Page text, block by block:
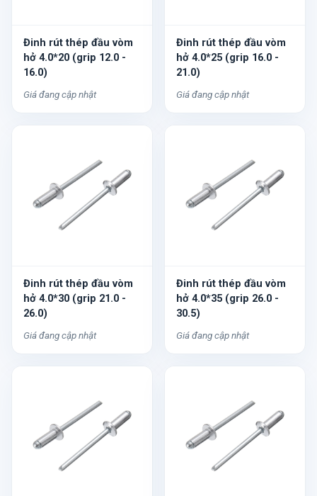
Đinh rút thép đầu vòm
hở 4.0*20 (grip 12.0 -
16.0)
Giá đang cập nhật
Đinh rút thép đầu vòm
hở 4.0*25 (grip 16.0 -
21.0)
Giá đang cập nhật
Đinh rút thép đầu vòm
hở 4.0*30 (grip 21.0 -
26.0)
Giá đang cập nhật
Đinh rút thép đầu vòm
hở 4.0*35 (grip 26.0 -
30.5)
Giá đang cập nhật